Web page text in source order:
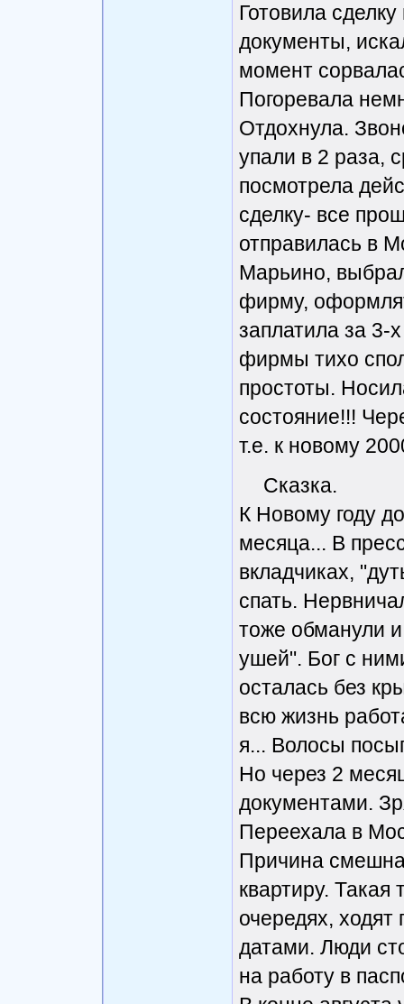
Готовила
документы,
момент
Погоревала
Отдохнула.
упали в 2 раза,
посмотрела
сделку- все
отправилась в
Марьино,
фирму,
заплатила за 3-
фирмы тихо
простоты.
состояние!!!
т.е. к новому
Сказка.
К Новому году
месяца... В
вкладчиках,
спать.
тоже обманули
ушей". Бог с
осталась без
всю жизнь
я... Волосы
Но через 2
документами.
Переехала в
Причина
квартиру. Такая
очередях,
датами. Люди
на работу в